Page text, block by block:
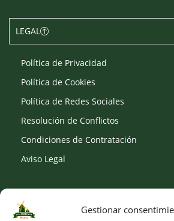
Gestionar
LEGAL
Política de Privacidad
Política de Cookies
Política de Redes Sociales
Resolución de Conflictos
Condiciones de Contratación
Aviso Legal
SOCIAL